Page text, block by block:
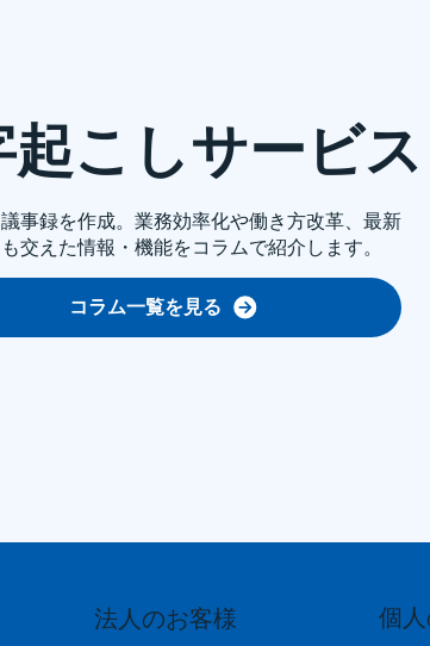
起こしサービス
事録を作成。業務効率化や働き方改革、最新
交えた情報・機能をコラムで紹介します。
コラム一覧を見る
法人のお客様
個